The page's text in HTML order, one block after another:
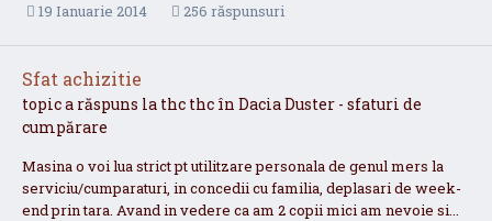
19 Ianuarie 2014
256 răspunsuri
Sfat achizitie
topic a răspuns la thc thc în Dacia Duster - sfaturi de
cumpărare
Masina o voi lua strict pt utilitzare personala de genul mers la
serviciu/cumparaturi, in concedii cu familia, deplasari de week-
end prin tara. Avand in vedere ca am 2 copii mici am nevoie si...